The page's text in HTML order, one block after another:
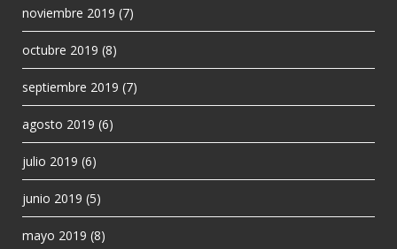
noviembre 2019 (7)
octubre 2019 (8)
septiembre 2019 (7)
agosto 2019 (6)
julio 2019 (6)
junio 2019 (5)
mayo 2019 (8)